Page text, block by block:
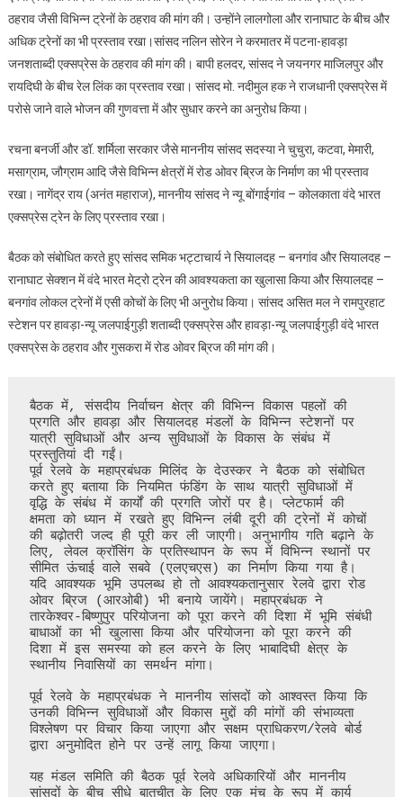
ठहराव जैसी विभिन्न ट्रेनों के ठहराव की मांग की। उन्होंने लालगोला और रानाघाट के बीच और
अधिक ट्रेनों का भी प्रस्ताव रखा।सांसद नलिन सोरेन ने करमातर में पटना-हावड़ा
जनशताब्दी एक्सप्रेस के ठहराव की मांग की। बापी हलदर, सांसद ने जयनगर माजिलपुर और
रायदिघी के बीच रेल लिंक का प्रस्ताव रखा। सांसद मो. नदीमुल हक ने राजधानी एक्सप्रेस में
परोसे जाने वाले भोजन की गुणवत्ता में और सुधार करने का अनुरोध किया।
रचना बनर्जी और डॉ. शर्मिला सरकार जैसे माननीय सांसद सदस्या ने चुचुरा, कटवा, मेमारी,
मसाग्राम, जौग्राम आदि जैसे विभिन्न क्षेत्रों में रोड ओवर ब्रिज के निर्माण का भी प्रस्ताव
रखा। नागेंद्र राय (अनंत महाराज), माननीय सांसद ने न्यू बोंगाईगांव – कोलकाता वंदे भारत
एक्सप्रेस ट्रेन के लिए प्रस्ताव रखा।
बैठक को संबोधित करते हुए सांसद समिक भट्टाचार्य ने सियालदह – बनगांव और सियालदह –
रानाघाट सेक्शन में वंदे भारत मेट्रो ट्रेन की आवश्यकता का खुलासा किया और सियालदह –
बनगांव लोकल ट्रेनों में एसी कोचों के लिए भी अनुरोध किया। सांसद असित मल ने रामपुरहाट
स्टेशन पर हावड़ा-न्यू जलपाईगुड़ी शताब्दी एक्सप्रेस और हावड़ा-न्यू जलपाईगुड़ी वंदे भारत
एक्सप्रेस के ठहराव और गुसकरा में रोड ओवर ब्रिज की मांग की।
बैठक में, संसदीय निर्वाचन क्षेत्र की विभिन्न विकास पहलों की
प्रगति और हावड़ा और सियालदह मंडलों के विभिन्न स्टेशनों पर
यात्री सुविधाओं और अन्य सुविधाओं के विकास के संबंध में
प्रस्तुतियां दी गईं।
पूर्व रेलवे के महाप्रबंधक मिलिंद के देउस्कर ने बैठक को संबोधित
करते हुए बताया कि नियमित फंडिंग के साथ यात्री सुविधाओं में
वृद्धि के संबंध में कार्यों की प्रगति जोरों पर है। प्लेटफार्म की
क्षमता को ध्यान में रखते हुए विभिन्न लंबी दूरी की ट्रेनों में कोचों
की बढ़ोतरी जल्द ही पूरी कर ली जाएगी। अनुभागीय गति बढ़ाने के
लिए, लेवल क्रॉसिंग के प्रतिस्थापन के रूप में विभिन्न स्थानों पर
सीमित ऊंचाई वाले सबवे (एलएचएस) का निर्माण किया गया है।
यदि आवश्यक भूमि उपलब्ध हो तो आवश्यकतानुसार रेलवे द्वारा रोड
ओवर ब्रिज (आरओबी) भी बनाये जायेंगे। महाप्रबंधक ने
तारकेश्वर-बिष्णुपुर परियोजना को पूरा करने की दिशा में भूमि संबंधी
बाधाओं का भी खुलासा किया और परियोजना को पूरा करने की
दिशा में इस समस्या को हल करने के लिए भाबादिघी क्षेत्र के
स्थानीय निवासियों का समर्थन मांगा।
पूर्व रेलवे के महाप्रबंधक ने माननीय सांसदों को आश्वस्त किया कि
उनकी विभिन्न सुविधाओं और विकास मुद्दों की मांगों की संभाव्यता
विश्लेषण पर विचार किया जाएगा और सक्षम प्राधिकरण/रेलवे बोर्ड
द्वारा अनुमोदित होने पर उन्हें लागू किया जाएगा।
यह मंडल समिति की बैठक पूर्व रेलवे अधिकारियों और माननीय